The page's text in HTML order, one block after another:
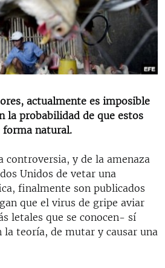
EN CUBA
EN AMÉRICA LATINA
A UCRANIA
actualmente es imposible
la probabilidad de que estos
forma natural.
controversia, y de la amenaza
Unidos de vetar una
finalmente son publicados
que el virus de gripe aviar
letales que se conocen- sí
teoría, de mutar y causar una